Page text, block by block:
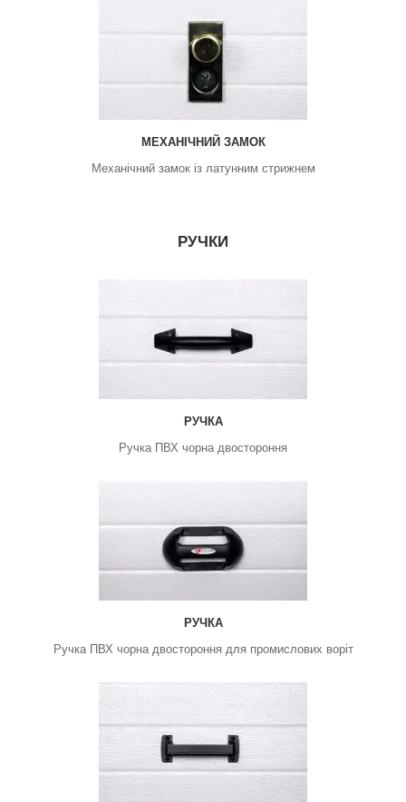
МЕХАНІЧНИЙ ЗАМОК
Механічний замок із латунним стрижнем
РУЧКИ
РУЧКА
Ручка ПВХ чорна двостороння
РУЧКА
Ручка ПВХ чорна двостороння для промислових воріт